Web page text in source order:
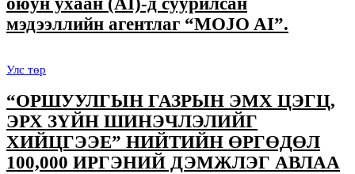
мэдээллийн агентлаг “MOJO AI”.
Улс төр
“ОРШУУЛГЫН ГАЗРЫН ЭМХ ЦЭГЦ,
ЭРХ ЗҮЙН ШИНЭЧЛЭЛИЙГ
ХИЙЦГЭЭЕ” НИЙТИЙН ӨРГӨДӨЛ
100,000 ИРГЭНИЙ ДЭМЖЛЭГ АВЛАА